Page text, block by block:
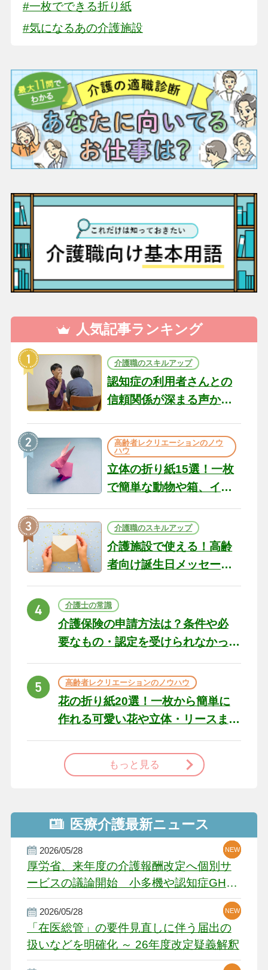
#一枚でできる折り紙
#気になるあの介護施設
人気記事ランキング
介護職のスキルアップ
認知症の利用者さんとの
信頼関係が深まる声かけ
の現場から（22）
高齢者レクリエーションのノウ
ハウ
立体の折り紙15選！一枚
で簡単な動物や箱、イン
介護職のスキルアップ
介護施設で使える！高齢
者向け誕生日メッセージ
ト
介護士の常識
介護保険の申請方法は？条件や必
要なもの・認定を受けられなかっ
高齢者レクリエーションのノウハウ
花の折り紙20選！一枚から簡単に
作れる可愛い花や立体・リースま
もっと見る
医療介護最新ニュース
2026/05/28
厚労省、来年度の介護報酬改定へ個別サ
ービスの議論開始 小多機や認知症GH、
厳しい経営環境に危機感
NEW
NEW
NEW
2026/05/28
「在医総管」の要件見直しに伴う届出の
扱いなどを明確化 ～ 26年度改定疑義解釈
NEW
NEW